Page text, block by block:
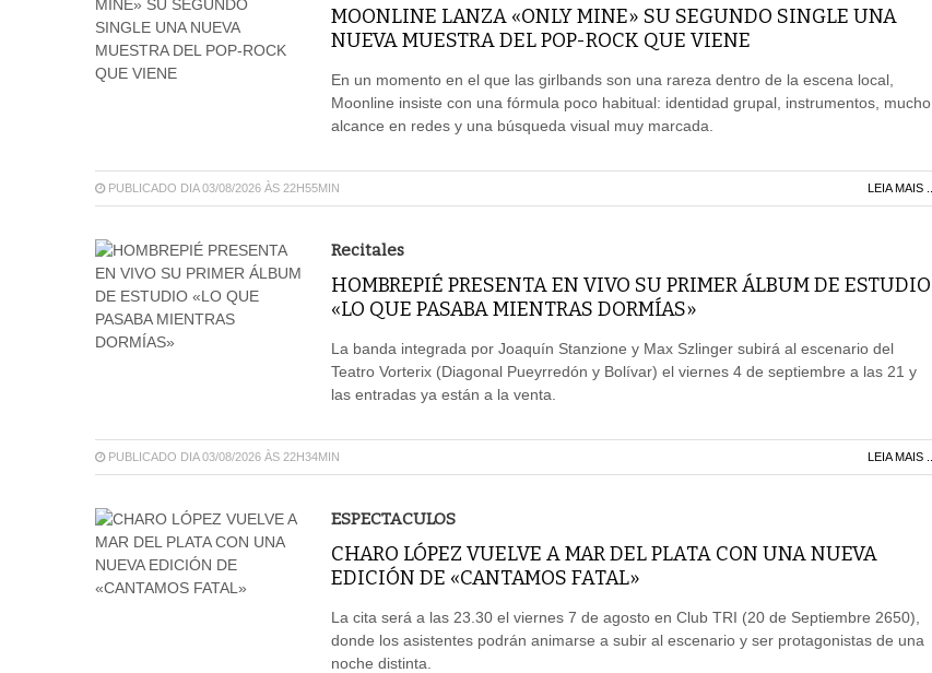
MOONLINE LANZA «ONLY MINE» SU SEGUNDO SINGLE UNA
NUEVA MUESTRA DEL POP-ROCK QUE VIENE
En un momento en el que las girlbands son una rareza dentro de la escena local,
Moonline insiste con una fórmula poco habitual: identidad grupal, instrumentos, mucho
alcance en redes y una búsqueda visual muy marcada.
PUBLICADO DIA 03/08/2026 ÀS 22H55MIN LEIA MAIS ...
Recitales
HOMBREPIÉ PRESENTA EN VIVO SU PRIMER ÁLBUM DE ESTUDIO
«LO QUE PASABA MIENTRAS DORMÍAS»
La banda integrada por Joaquín Stanzione y Max Szlinger subirá al escenario del
Teatro Vorterix (Diagonal Pueyrredón y Bolívar) el viernes 4 de septiembre a las 21 y
las entradas ya están a la venta.
PUBLICADO DIA 03/08/2026 ÀS 22H34MIN LEIA MAIS ...
ESPECTACULOS
CHARO LÓPEZ VUELVE A MAR DEL PLATA CON UNA NUEVA
EDICIÓN DE «CANTAMOS FATAL»
La cita será a las 23.30 el viernes 7 de agosto en Club TRI (20 de Septiembre 2650),
donde los asistentes podrán animarse a subir al escenario y ser protagonistas de una
noche distinta.